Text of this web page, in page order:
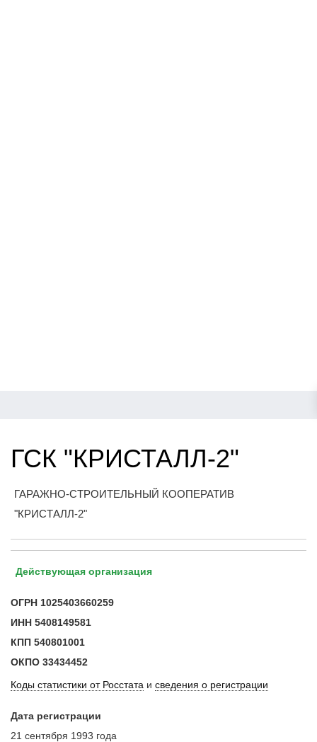
ГСК "КРИСТАЛЛ-2"
ГАРАЖНО-СТРОИТЕЛЬНЫЙ КООПЕРАТИВ
"КРИСТАЛЛ-2"
Действующая организация
ОГРН 1025403660259
ИНН 5408149581
КПП 540801001
ОКПО 33434452
Коды статистики от Росстата и сведения о регистрации
Дата регистрации
21 сентября 1993 года